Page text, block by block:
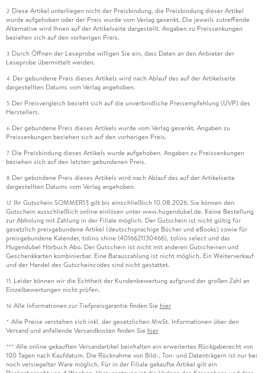
2 Diese Artikel unterliegen nicht der Preisbindung, die Preisbindung dieser Artikel
wurde aufgehoben oder der Preis wurde vom Verlag gesenkt. Die jeweils zutreffende
Alternative wird Ihnen auf der Artikelseite dargestellt. Angaben zu Preissenkungen
beziehen sich auf den vorherigen Preis.
3 Durch Öffnen der Leseprobe willigen Sie ein, dass Daten an den Anbieter der
Leseprobe übermittelt werden.
4 Der gebundene Preis dieses Artikels wird nach Ablauf des auf der Artikelseite
dargestellten Datums vom Verlag angehoben.
5 Der Preisvergleich bezieht sich auf die unverbindliche Preisempfehlung (UVP) des
Herstellers.
6 Der gebundene Preis dieses Artikels wurde vom Verlag gesenkt. Angaben zu
Preissenkungen beziehen sich auf den vorherigen Preis.
7 Die Preisbindung dieses Artikels wurde aufgehoben. Angaben zu Preissenkungen
beziehen sich auf den letzten gebundenen Preis.
8 Der gebundene Preis dieses Artikels wird nach Ablauf des auf der Artikelseite
dargestellten Datums vom Verlag angehoben.
12 Ihr Gutschein SOMMER13 gilt bis einschließlich 10.08.2026. Sie können den
Gutschein ausschließlich online einlösen unter www.hugendubel.de. Keine Bestellung
zur Abholung mit Zahlung in der Filiale möglich. Der Gutschein ist nicht gültig für
gesetzlich preisgebundene Artikel (deutschsprachige Bücher und eBooks) sowie für
preisgebundene Kalender, tolino shine (4016621130466), tolino select und das
Hugendubel Hörbuch Abo. Der Gutschein ist nicht mit anderen Gutscheinen und
Geschenkkarten kombinierbar. Eine Barauszahlung ist nicht möglich. Ein Weiterverkauf
und der Handel des Gutscheincodes sind nicht gestattet.
15 Leider können wir die Echtheit der Kundenbewertung aufgrund der großen Zahl an
Einzelbewertungen nicht prüfen.
16 Alle Informationen zur Tiefpreisgarantie finden Sie hier
* Alle Preise verstehen sich inkl. der gesetzlichen MwSt. Informationen über den
Versand und anfallende Versandkosten finden Sie hier
*** Alle online gekauften Versandartikel beinhalten ein erweitertes Rückgaberecht von
100 Tagen nach Kaufdatum. Die Rücknahme von Bild-, Ton- und Datenträgern ist nur bei
noch versiegelter Ware möglich. Für in der Filiale gekaufte Artikel gilt ein